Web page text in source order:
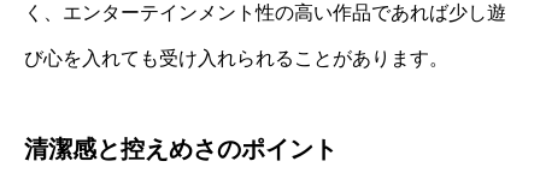
く、エンターテインメント性の高い作品であれば少し遊
び心を入れても受け入れられることがあります。
清潔感と控えめさのポイント